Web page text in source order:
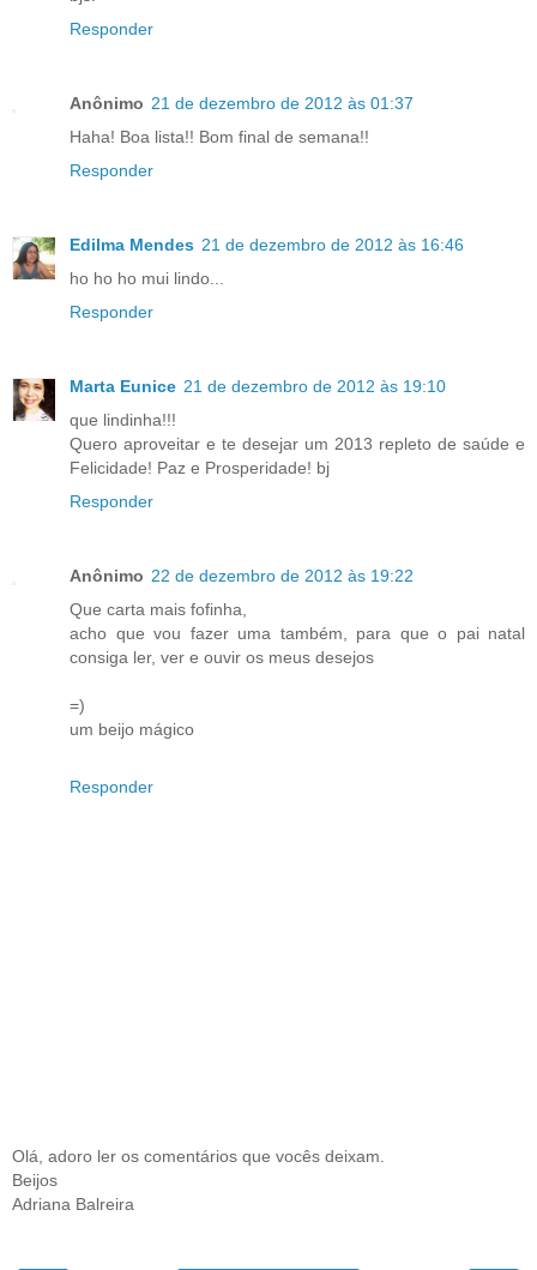
Responder
Anônimo 21 de dezembro de 2012 às 01:37
Haha! Boa lista!! Bom final de semana!!
Responder
Edilma Mendes 21 de dezembro de 2012 às 16:46
ho ho ho mui lindo...
Responder
Marta Eunice 21 de dezembro de 2012 às 19:10
que lindinha!!!
Quero aproveitar e te desejar um 2013 repleto de saúde e
Felicidade! Paz e Prosperidade! bj
Responder
Anônimo 22 de dezembro de 2012 às 19:22
Que carta mais fofinha,
acho que vou fazer uma também, para que o pai natal
consiga ler, ver e ouvir os meus desejos
=)
um beijo mágico
Responder
Olá, adoro ler os comentários que vocês deixam.
Beijos
Adriana Balreira